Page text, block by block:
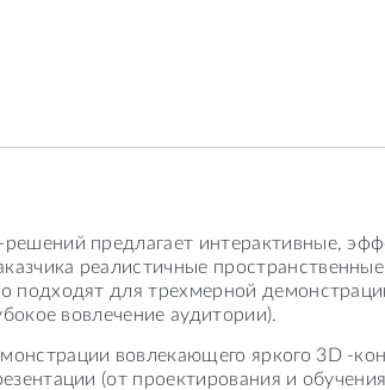
предлагает интерактивные,
реалистичные
подходят для трехмерной
вовлечение аудитории).
вовлекающего яркого 3D -
(от проектирования и